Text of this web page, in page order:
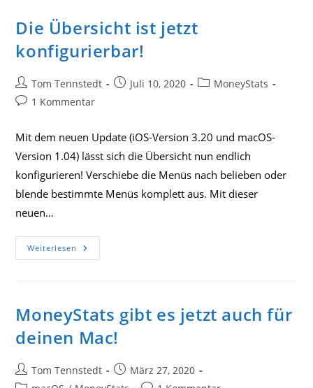
Sparen
Mit
Finanzplanung
Für
Jahr
2022!
Die Übersicht ist jetzt
konfigurierbar!
Beitrags-
Autor:
Tom Tennstedt
BeitragJuli 10, 2020
Beitrags-
MoneyStats
Beitrags-
1 Kommentar
Mit dem neuen Update (iOS-Version 3.20 und macOS-
Version 1.04) lässt sich die Übersicht nun endlich
konfigurieren! Verschiebe die Menüs nach belieben oder
blende bestimmte Menüs komplett aus. Mit dieser
neuen…
Weiterlesen Die
Übersicht
MoneyStats gibt es jetzt auch für
deinen Mac!
Beitrags-
Autor:
Tom Tennstedt
Beitrag
veröffentlicht:
März 27, 2020